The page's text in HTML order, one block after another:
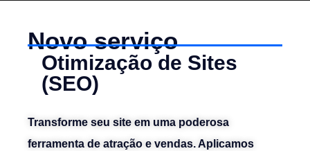
Novo serviço
Otimização de Sites
(SEO)
Transforme seu site em uma poderosa
ferramenta de atração e vendas. Aplicamos